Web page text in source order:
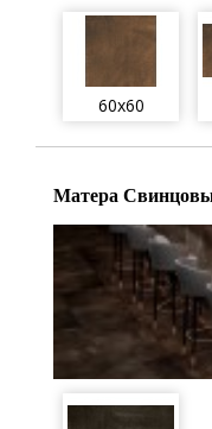
60x60
Матера